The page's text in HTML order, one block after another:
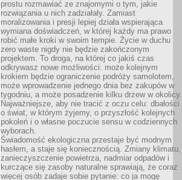
prostu rozmawiać ze znajomymi o tym, jakie
rozwiązania u nich zadziałały. Zamiast
moralizowania i presji lepiej działa wspierająca
wymiana doświadczeń, w której każdy ma prawo
robić małe kroki w swoim tempie. Życie w duchu
zero waste nigdy nie będzie zakończonym
projektem. To droga, na której co jakiś czas
odkrywasz nowe możliwości: może kolejnym
krokiem będzie ograniczenie podróży samolotem,
może wprowadzenie jednego dnia bez zakupów w
tygodniu, a może posadzenie kilku drzew w okolicy.
Najważniejsze, aby nie tracić z oczu celu: dbałości
o świat, w którym żyjemy, o przyszłość kolejnych
pokoleń i o własne poczucie sensu w codziennych
wyborach.
Świadomość ekologiczna przestaje być modnym
hasłem, a staje się koniecznością. Zmiany klimatu,
zanieczyszczenie powietrza, nadmiar odpadów i
kurczące się zasoby naturalne sprawiają, że coraz
więcej osób zadaje sobie pytanie: co ja mogę